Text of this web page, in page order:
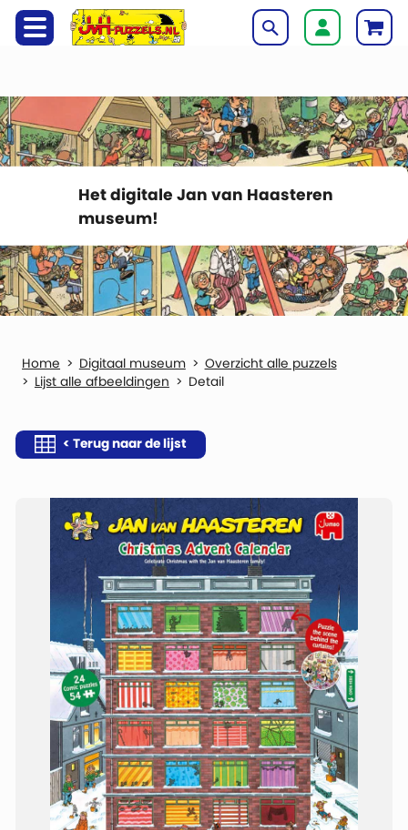
Het digitale Jan van Haasteren
museum!
Digitaal museum
Overzicht alle puzzels
Lijst alle afbeeldingen
Detail
< Terug naar de lijst